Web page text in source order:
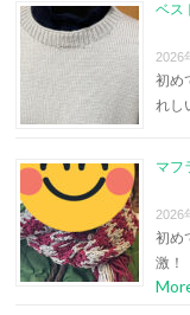
ベス
2026
初め
れし
マフ
2026
初め
激！